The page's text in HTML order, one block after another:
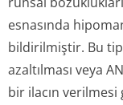
esnasında
bildirilmiştir. Bu
azaltılması veya
bir ilacın